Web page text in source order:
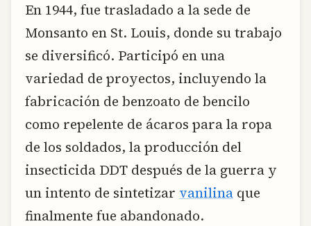
En 1944, fue trasladado a la sede de
Monsanto en St. Louis, donde su trabajo
se diversificó. Participó en una
variedad de proyectos, incluyendo la
fabricación de benzoato de bencilo
como repelente de ácaros para la ropa
de los soldados, la producción del
insecticida DDT después de la guerra y
un intento de sintetizar vanilina que
finalmente fue abandonado.